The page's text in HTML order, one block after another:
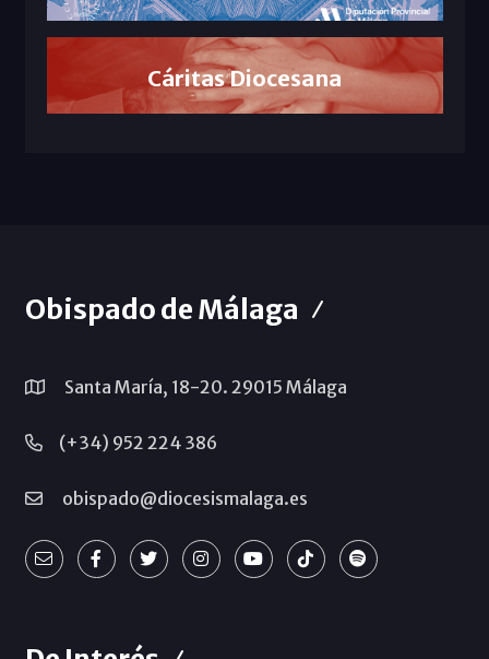
Cáritas Diocesana
Obispado de Málaga
Santa María, 18-20. 29015 Málaga
(+34) 952 224 386
obispado@diocesismalaga.es